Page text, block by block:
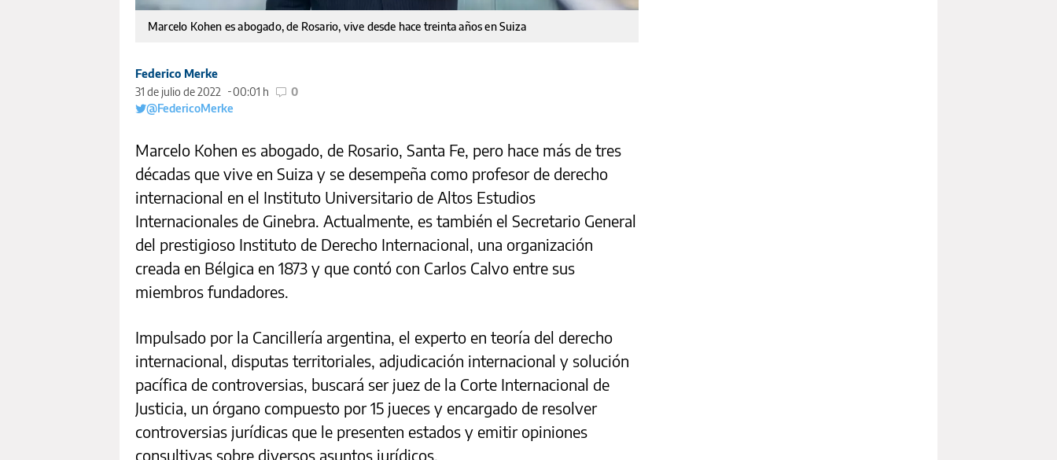
Marcelo Kohen es abogado, de Rosario, vive desde hace treinta años en Suiza
Federico Merke
31 de julio de 2022
00:01 h
0
@FedericoMerke
Marcelo Kohen es abogado, de Rosario, Santa Fe, pero hace más de tres
décadas que vive en Suiza y se desempeña como profesor de derecho
internacional en el Instituto Universitario de Altos Estudios
Internacionales de Ginebra. Actualmente, es también el Secretario General
del prestigioso Instituto de Derecho Internacional, una organización
creada en Bélgica en 1873 y que contó con Carlos Calvo entre sus
miembros fundadores.
Impulsado por la Cancillería argentina, el experto en teoría del derecho
internacional, disputas territoriales, adjudicación internacional y solución
pacífica de controversias, buscará ser juez de la Corte Internacional de
Justicia, un órgano compuesto por 15 jueces y encargado de resolver
controversias jurídicas que le presenten estados y emitir opiniones
consultivas sobre diversos asuntos jurídicos.